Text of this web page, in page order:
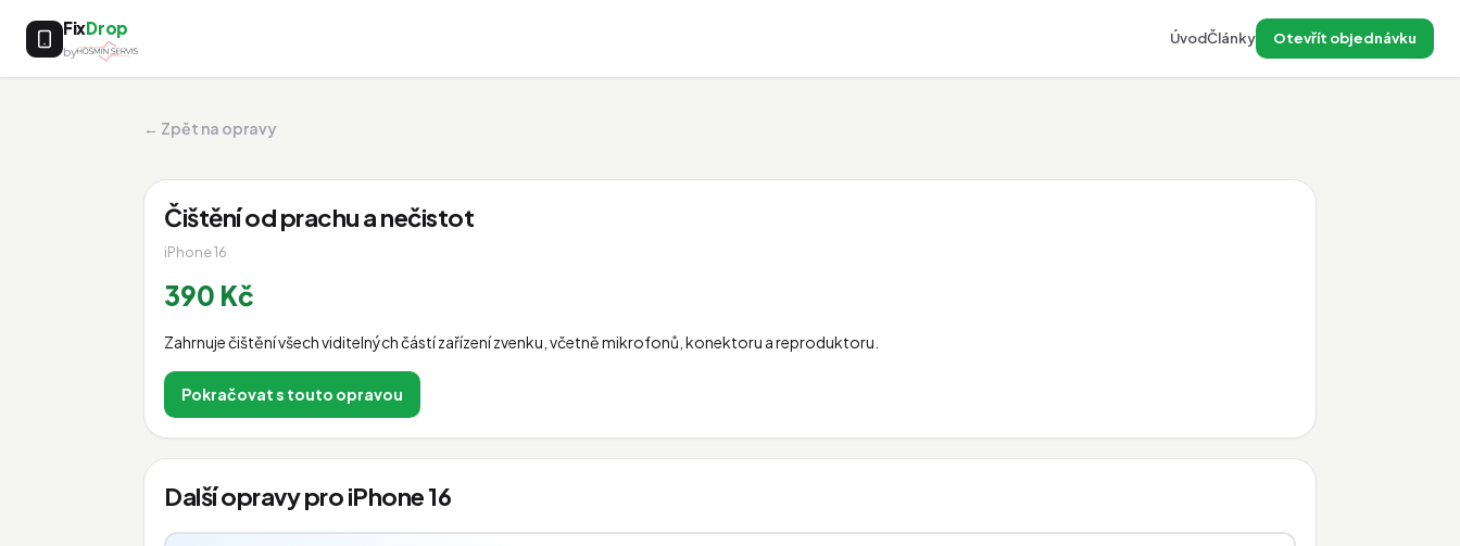
FixDrop
by
ÚvodČlánky Otevřít objednávku
← Zpět na opravy
Čištění od prachu a nečistot
iPhone 16
390 Kč
Zahrnuje čištění všech viditelných částí zařízení zvenku, včetně mikrofonů, konektoru a reproduktoru.
Pokračovat s touto opravou
Další opravy pro iPhone 16